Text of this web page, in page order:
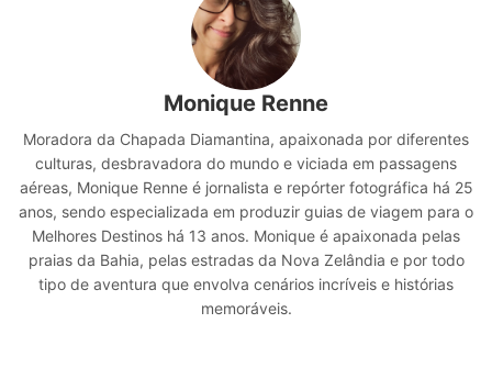
Monique Renne
Moradora da Chapada Diamantina, apaixonada por diferentes
culturas, desbravadora do mundo e viciada em passagens
aéreas, Monique Renne é jornalista e repórter fotográfica há 25
anos, sendo especializada em produzir guias de viagem para o
Melhores Destinos há 13 anos. Monique é apaixonada pelas
praias da Bahia, pelas estradas da Nova Zelândia e por todo
tipo de aventura que envolva cenários incríveis e histórias
memoráveis.